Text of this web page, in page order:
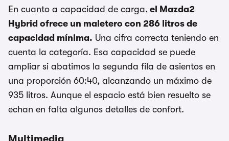
En cuanto a capacidad de carga, el Mazda2
Hybrid ofrece un maletero con 286 litros de
capacidad mínima. Una cifra correcta teniendo en
cuenta la categoría. Esa capacidad se puede
ampliar si abatimos la segunda fila de asientos en
una proporción 60:40, alcanzando un máximo de
935 litros. Aunque el espacio está bien resuelto se
echan en falta algunos detalles de confort.